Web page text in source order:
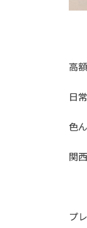
高
日
色
関
プ